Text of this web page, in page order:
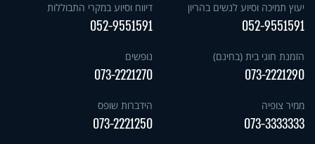
יעוץ תמיכה וסיוע לנשים בהריון
052-9551591
דיווח וסיוע במקרי התבוללות
052-9551591
הזמנת חוגי בית (בחינם)
073-2221290
נופשים
073-2221270
ממיר צופיה
073-3333333
הידברות שופס
073-2221250